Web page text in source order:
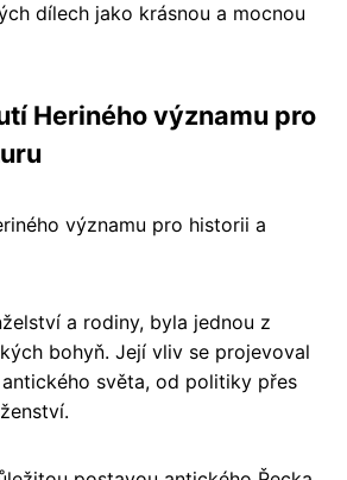
dílech jako krásnou a mocnou
Heriného významu pro
významu pro historii a
a rodiny, byla jednou z
bohyň. Její vliv se projevoval
světa, od politiky přes